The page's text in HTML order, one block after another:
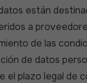
están
a
de las
de datos
el plazo legal de